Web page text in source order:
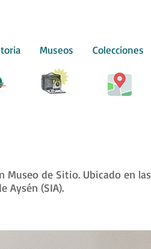
Museos Colecciones
de Sitio. Ubicado en las
Aysén (SIA).